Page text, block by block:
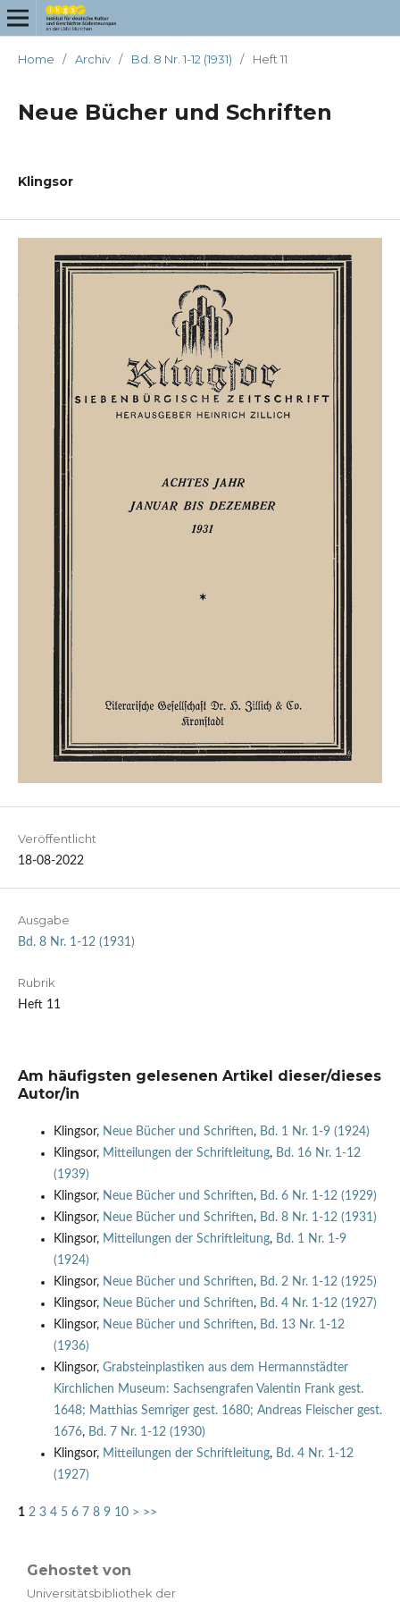
Home / Archiv / Bd. 8 Nr. 1-12 (1931) / Heft 11
Neue Bücher und Schriften
Klingsor
Veröffentlicht
18-08-2022
Ausgabe
Bd. 8 Nr. 1-12 (1931)
Rubrik
Heft 11
Am häufigsten gelesenen Artikel dieser/dieses
Autor/in
Klingsor, Neue Bücher und Schriften, Bd. 1 Nr. 1-9 (1924)
Klingsor, Mitteilungen der Schriftleitung, Bd. 16 Nr. 1-12
(1939)
Klingsor, Neue Bücher und Schriften, Bd. 6 Nr. 1-12 (1929)
Klingsor, Neue Bücher und Schriften, Bd. 8 Nr. 1-12 (1931)
Klingsor, Mitteilungen der Schriftleitung, Bd. 1 Nr. 1-9
(1924)
Klingsor, Neue Bücher und Schriften, Bd. 2 Nr. 1-12 (1925)
Klingsor, Neue Bücher und Schriften, Bd. 4 Nr. 1-12 (1927)
Klingsor, Neue Bücher und Schriften, Bd. 13 Nr. 1-12
(1936)
Klingsor, Grabsteinplastiken aus dem Hermannstädter
Kirchlichen Museum: Sachsengrafen Valentin Frank gest.
1648; Matthias Semriger gest. 1680; Andreas Fleischer gest.
1676, Bd. 7 Nr. 1-12 (1930)
Klingsor, Mitteilungen der Schriftleitung, Bd. 4 Nr. 1-12
(1927)
1 2 3 4 5 6 7 8 9 10 > >>
Gehostet von
Universitätsbibliothek der